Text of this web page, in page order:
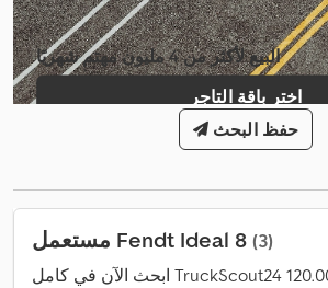
البيع لأكثر من 4 مليون مهتم شهريًا
اختر باقة التاجر
إنشاء إعلان فردي
حفظ البحث
مستعمل Fendt Ideal 8 (3)
ابحث الآن في كامل TruckScout24 مع أكثر من 120.000